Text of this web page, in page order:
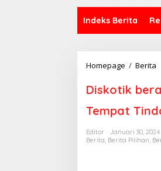
Indeks Berita
Homepage / Berita
s
k
o
t
i
k
Diskotik
Tempat
Editor
Januari 30, 2024
Berita, Berita Pilihan,